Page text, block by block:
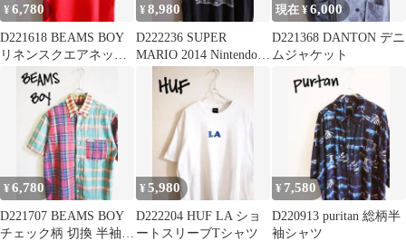
¥6,780
D221618 BEAMS BOY
リネンスクエアネック
配色ショートスリーブ
¥8,980
D222236 SUPER
MARIO 2014 Nintendo T
現在 ¥6,000
D221368 DANTON デニ
ムジャケット
¥6,780
D221707 BEAMS BOY
チェック柄 切換 半袖シ
¥5,980
D222204 HUF LA ショ
ートスリーブTシャツ
¥ 7,580
D220913 puritan 総柄半
袖シャツ